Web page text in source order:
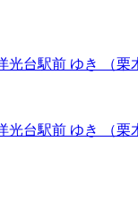
光台駅前 ゆき （栗
光台駅前 ゆき （栗